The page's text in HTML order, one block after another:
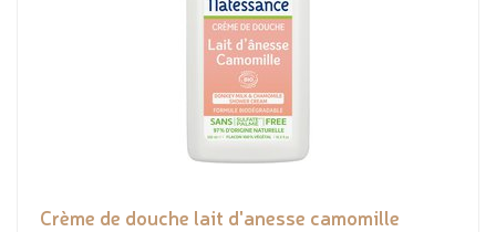
Crème de douche lait d'anesse camomille